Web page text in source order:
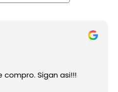
Sigan asi!!!